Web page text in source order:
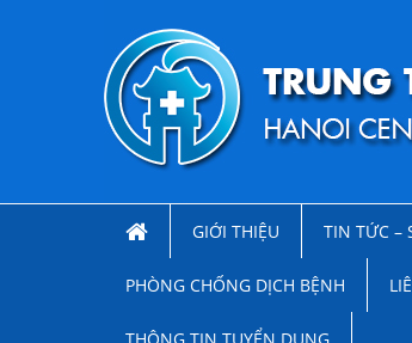
GIỚI THIỆU TIN TỨC –
PHÒNG CHỐNG DỊCH BỆNH